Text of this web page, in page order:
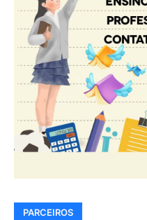
PARCEIROS